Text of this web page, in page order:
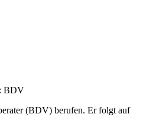
BDV
(BDV) berufen. Er folgt auf